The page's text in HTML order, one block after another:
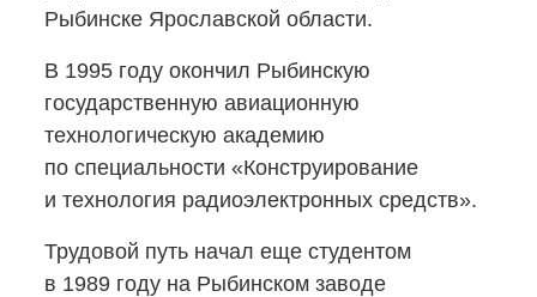
Рыбинске Ярославской области.
В 1995 году окончил Рыбинскую
государственную авиационную
технологическую академию
по специальности «Конструирование
и технология радиоэлектронных средств».
Трудовой путь начал еще студентом
в 1989 году на Рыбинском заводе